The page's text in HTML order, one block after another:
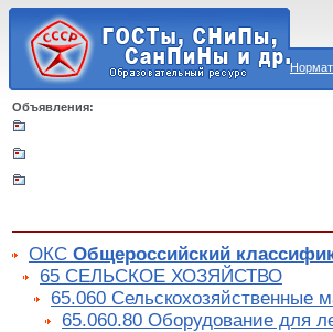
Объявления:
ОКС Общероссийский
65 СЕЛЬСКОЕ ХОЗЯЙСТВО
65.060 Сельскохозяйственные
65.060.80 Оборудование для